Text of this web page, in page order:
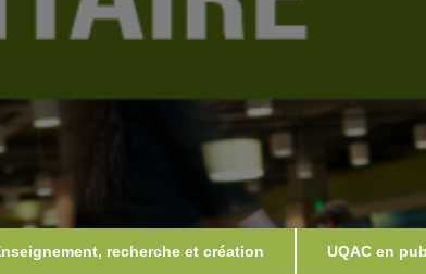
recherche et création UQAC en